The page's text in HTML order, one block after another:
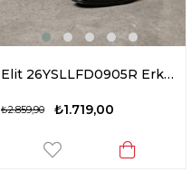
Elit 26YSLLFD0905R Erkek Hakiki Deri Klasik Ayakkabı Siyah
₺1.719,00
₺2.859,90